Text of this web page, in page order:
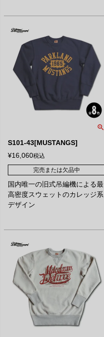
S101-43[MUSTANGS]
¥16,060税込
完売または欠品中
国内唯一の旧式吊編機による最
高密度スウェットのカレッジ系
デザイン